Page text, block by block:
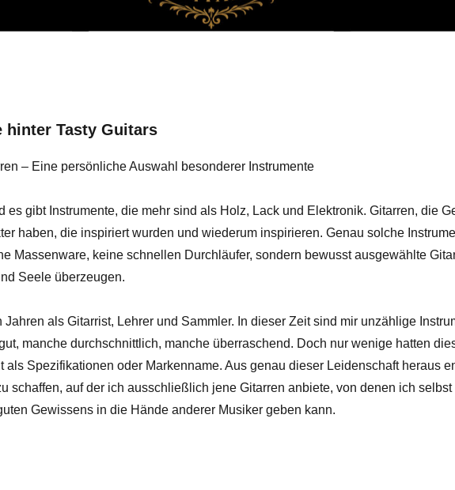
hinter Tasty Guitars
– Eine persönliche Auswahl besonderer Instrumente
es gibt Instrumente, die mehr sind als Holz, Lack und Elektronik. Gitarren, die
haben, die inspiriert wurden und wiederum inspirieren. Genau solche
Massenware, keine schnellen Durchläufer, sondern bewusst ausgewählte
Seele überzeugen.
Jahren als Gitarrist, Lehrer und Sammler. In dieser Zeit sind mir unzählige
manche durchschnittlich, manche überraschend. Doch nur wenige hatten
als Spezifikationen oder Markenname. Aus genau dieser Leidenschaft heraus
schaffen, auf der ich ausschließlich jene Gitarren anbiete, von denen ich
Gewissens in die Hände anderer Musiker geben kann.